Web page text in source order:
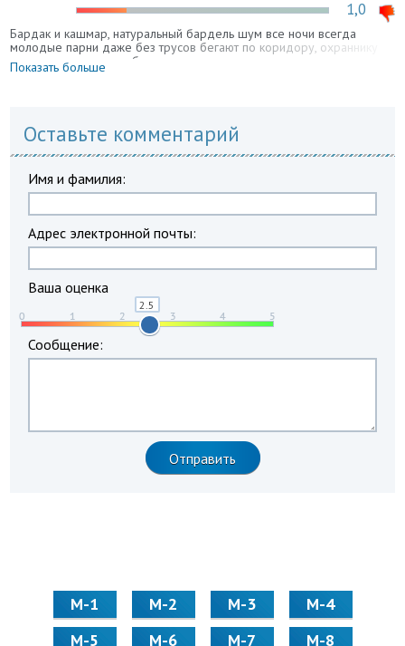
1,0
Бардак и кашмар, натуральный бардель шум все ночи всегда
молодые парни даже без трусов бегают по коридору, охраннику
дело нет кто днем работает ночью отдахнуть невозможно плюс
тараканы табуном гуляют в конатах сырость
Показать больше
Оставьте комментарий
Имя и фамилия:
Адрес электронной почты:
Ваша оценка
Сообщение:
М-1 М-2 М-3
М-4
М-5
М-6 М-7
М-8